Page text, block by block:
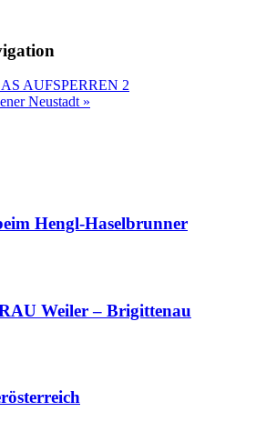
AUFSPERREN 2
Neustadt »
Hengl-Haselbrunner
Weiler – Brigittenau